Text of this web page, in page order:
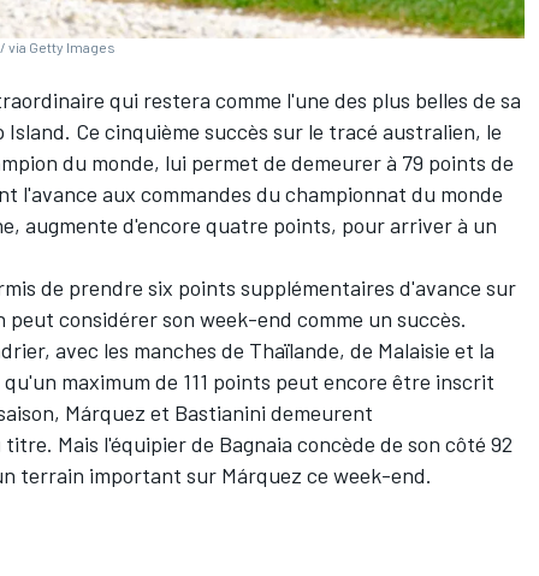
via Getty Images
qui restera comme l'une des plus belles de sa
Ce cinquième succès sur le tracé australien, le
du monde, lui permet de demeurer à 79 points de
l'avance aux commandes du championnat du monde
augmente d'encore quatre points, pour arriver à un
de prendre six points supplémentaires d'avance sur
considérer son week-end comme un succès.
, avec les manches de Thaïlande, de Malaisie et la
maximum de 111 points peut encore être inscrit
Márquez et Bastianini demeurent
Mais l'équipier de Bagnaia concède de son côté 92
terrain important sur Márquez ce week-end.